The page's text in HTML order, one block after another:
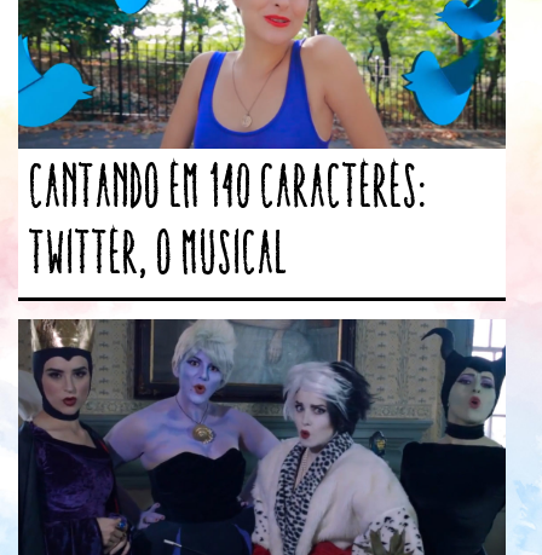
Cantando em 140 caracteres:
Twitter, o Musical